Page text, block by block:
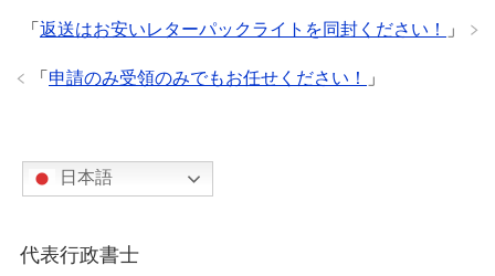
「 返送はお安いレターパックライトを同封ください！ 」
「 申請のみ受領のみでもお任せください！ 」
日本語
代表行政書士